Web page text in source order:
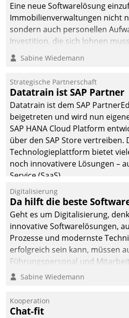
Eine neue Softwarelösung
Immobilienverwaltungen nicht
sondern auch personellen
Investition, die sich lohnen
nachhaltige Optimierung der
dieses Ziel erreicht wird, sollten
Sabine Wiedemann
Strategische Partnerschaft
Datatrain ist SAP Partner
Datatrain ist dem SAP
beigetreten und wird nun
SAP HANA Cloud Platform
über den SAP Store vertreiben.
Technologieplattform bietet
noch innovativere Lösungen –
Service (SaaS).
Digitalisierung
Da hilft die beste
Geht es um Digitalisierung,
innovative Softwarelösungen,
Prozesse und modernste
erfolgreich sein kann, müssen
Führungspersonal und
verändern und anzupassen,
Sabine Wiedemann
Kooperation
Chat-fit